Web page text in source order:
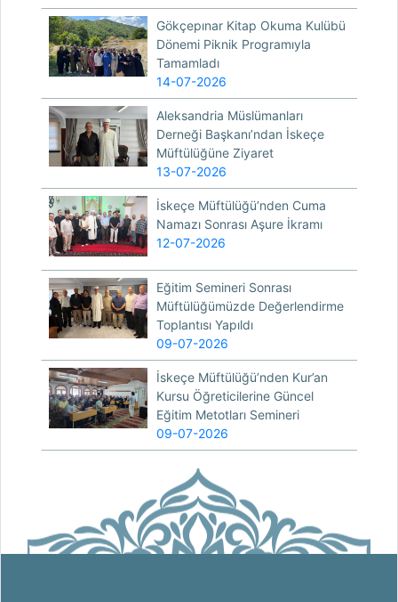
Gökçepınar Kitap Okuma Kulübü
Dönemi Piknik Programıyla
Tamamladı
14-07-2026
Aleksandria Müslümanları
Derneği Başkanı’ndan İskeçe
Müftülüğüne Ziyaret
13-07-2026
İskeçe Müftülüğü’nden Cuma
Namazı Sonrası Aşure İkramı
12-07-2026
Eğitim Semineri Sonrası
Müftülüğümüzde Değerlendirme
Toplantısı Yapıldı
09-07-2026
İskeçe Müftülüğü’nden Kur’an
Kursu Öğreticilerine Güncel
Eğitim Metotları Semineri
09-07-2026